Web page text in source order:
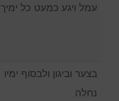
עמל ויגע כמעט כל ימיך
בצער וביגון ולבסוף ימיו
נחלה